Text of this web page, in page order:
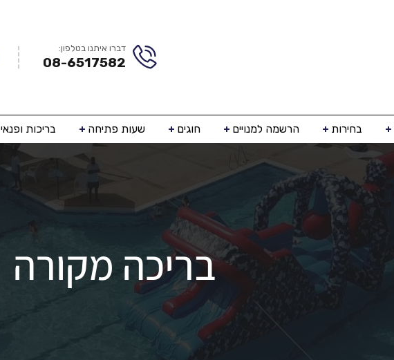
דברו איתנו בטלפון:
08-6517582
בחירות הרשמה למנויים חוגים שעות פתיחה בריכות ופנאי
בריכה מקורה